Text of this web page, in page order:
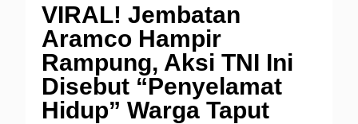
VIRAL! Jembatan
Aramco Hampir
Rampung, Aksi TNI Ini
Disebut “Penyelamat
Hidup” Warga Taput